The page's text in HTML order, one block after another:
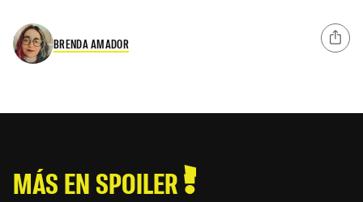
BRENDA AMADOR
MÁS EN SPOILER